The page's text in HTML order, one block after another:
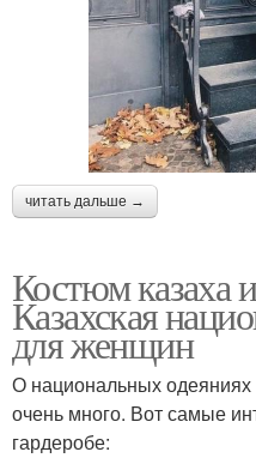
читать дальше →
Костюм казаха
Казахская
для женщин
О национальных одеяниях
очень много. Вот самые
гардеробе: